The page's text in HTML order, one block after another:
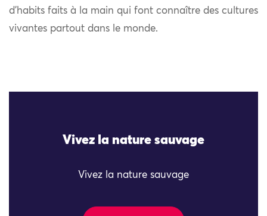
d’habits faits à la main qui font connaître des cultures
vivantes partout dans le monde.
Vivez la nature sauvage
Vivez la nature sauvage